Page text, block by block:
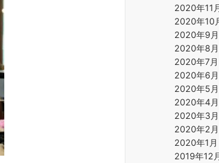
2020年11
2020年10
2020年9月
2020年8月
2020年7月
2020年6月
2020年5月
2020年4月
2020年3月
2020年2月
2020年1月
2019年12